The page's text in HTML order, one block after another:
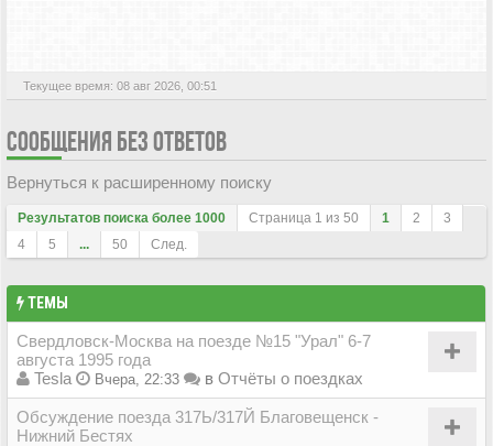
Текущее время: 08 авг 2026, 00:51
СООБЩЕНИЯ БЕЗ ОТВЕТОВ
Вернуться к расширенному поиску
Результатов поиска более 1000 Страница 1 из 50 1 2
3
4
5 ... 50 След.
ТЕМЫ
Свердловск-Москва на поезде №15 "Урал" 6-7
августа 1995 года
Tesla
Вчера, 22:33 в Отчёты о поездках
Обсуждение поезда 317Ь/317Й Благовещенск -
Нижний Бестях